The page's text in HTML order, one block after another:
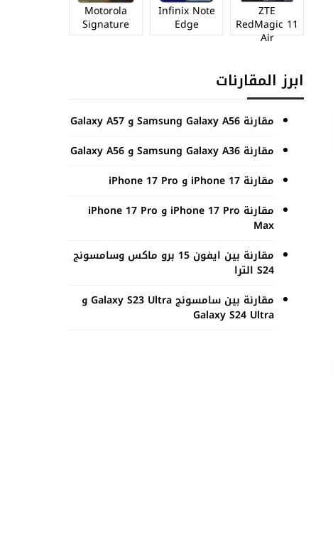
ZTE
RedMagic 11
Air
Infinix Note
Edge
Motorola
Signature
ابرز المقارنات
مقارنة Samsung Galaxy A56 و Galaxy A57
مقارنة Samsung Galaxy A36 و Galaxy A56
مقارنة iPhone 17 و iPhone 17 Pro
مقارنة iPhone 17 Pro و iPhone 17 Pro
Max
مقارنة بين ايفون 15 برو ماكس وسامسونج
S24 الترا
مقارنة بين سامسونج Galaxy S23 Ultra و
Galaxy S24 Ultra